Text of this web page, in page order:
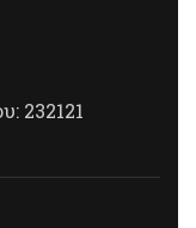
232121